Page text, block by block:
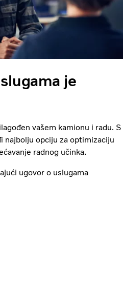
je
vašem kamionu i radu. S
najbolju opciju za optimizaciju
radnog učinka.
ugovor o uslugama